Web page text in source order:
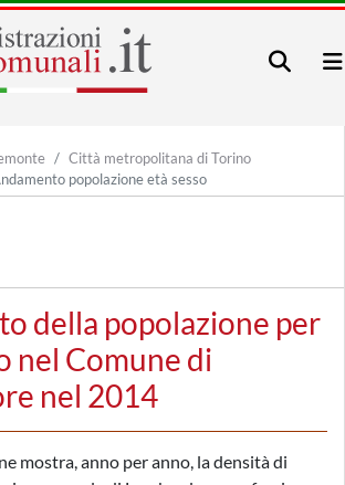
Città metropolitana di Torino
popolazione età sesso
della popolazione per
nel Comune di
nel 2014
mostra, anno per anno, la densità di